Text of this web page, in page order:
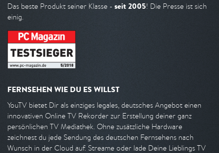
Das beste Produkt seiner Klasse - seit 2005! Die Presse ist sich
einig.
FERNSEHEN WIE DU ES WILLST
YouTV bietet Dir als einziges legales, deutsches Angebot einen
innovativen Online TV Rekorder zur Erstellung deiner ganz
persönlichen TV Mediathek. Ohne zusätzliche Hardware
zeichnest du jede Sendung des deutschen Fernsehens nach
Wunsch in der Cloud auf. Streame oder lade Deine Lieblings TV